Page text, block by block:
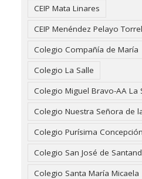
CEIP Mata Linares
CEIP Menéndez Pelayo
Colegio Compañía de María
Colegio La Salle
Colegio Miguel Bravo-AA La
Colegio Nuestra Señora de
Colegio Purísima Concepción
Colegio San José de
Colegio Santa María Micaela